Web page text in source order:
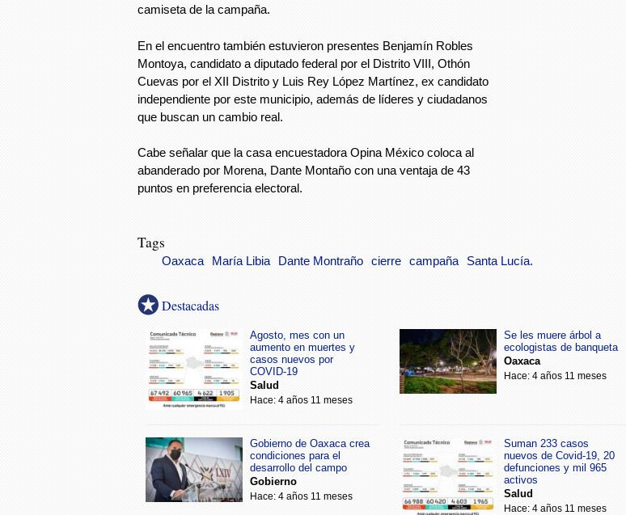
camiseta de la campaña.
En el encuentro también estuvieron presentes Benjamín Robles
Montoya, candidato a diputado federal por el Distrito VIII, Othón
Cuevas por el XII Distrito y Luis Rey López Martínez, ex candidato
independiente por este municipio, además de líderes y ciudadanos
que buscan un cambio real.
Cabe señalar que la casa encuestadora Opina México coloca al
abanderado por Morena, Dante Montaño con una ventaja de 43
puntos en preferencia electoral.
Tags
Oaxaca María Libia Dante Montraño cierre campaña Santa Lucía.
Destacadas
Agosto, mes con un
aumento en muertes y
casos nuevos por
COVID-19
Salud
Hace: 4 años 11 meses
Se les muere árbol a
ecologistas de banqueta
Oaxaca
Hace: 4 años 11 meses
Gobierno de Oaxaca crea
condiciones para el
desarrollo del campo
Gobierno
Hace: 4 años 11 meses
Suman 233 casos
nuevos de Covid-19, 20
defunciones y mil 965
activos
Salud
Hace: 4 años 11 meses